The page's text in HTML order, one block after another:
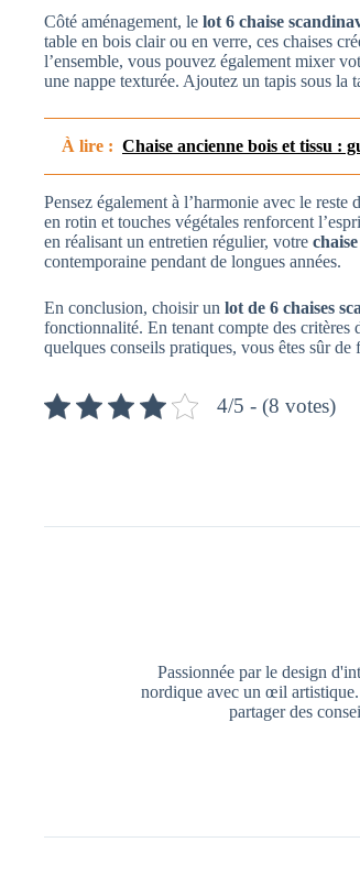
Côté aménagement, le lot 6 chaise
table en bois clair ou en verre, ces chaises
l’ensemble, vous pouvez également mixer
une nappe texturée. Ajoutez un tapis sous la
À lire : Chaise ancienne bois et tissu :
Pensez également à l’harmonie avec le
en rotin et touches végétales renforcent
en réalisant un entretien régulier, votre
contemporaine pendant de longues années.
En conclusion, choisir un lot de 6 chaises
fonctionnalité. En tenant compte des critères
quelques conseils pratiques, vous êtes sûr
4/5 - (8 votes)
Passionnée par le design
nordique avec un œil
partager des